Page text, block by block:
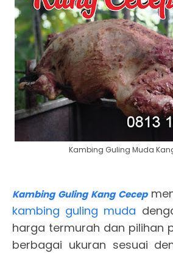
Kambing Guling Muda
Kambing Guling Kang Cecep
kambing guling muda
harga termurah dan pilihan
berbagai ukuran sesuai